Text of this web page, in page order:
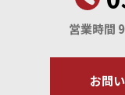
営業時間
お問